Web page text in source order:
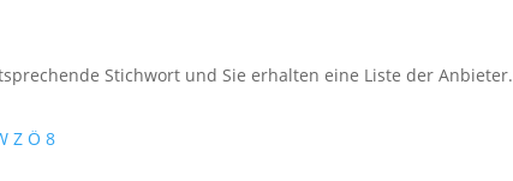
Stichwort und Sie erhalten eine Liste der Anbieter.
Z Ö 8